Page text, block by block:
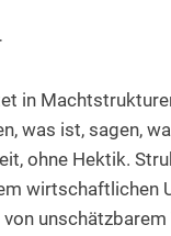
in
was ist, sagen,
ohne Hektik.
wirtschaftlichen
unschätzbarem